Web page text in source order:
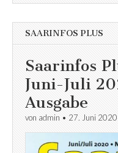
SAARINFOS PLUS
Saarinfos
Juni-Juli
Ausgabe
von admin • 27. Juni 2020